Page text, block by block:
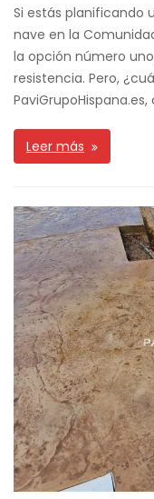
Si estás planificando
nave en la
la opción número
resistencia. Pero,
Leer más